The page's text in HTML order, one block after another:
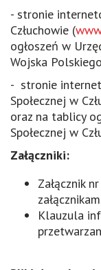
- stronie
Człuchowie (
ogłoszeń w
Wojska
- stronie
Społecznej w
oraz na tablicy
Społecznej w
Załączniki:
Załącznik
Klauzula